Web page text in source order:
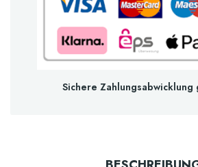
Sichere